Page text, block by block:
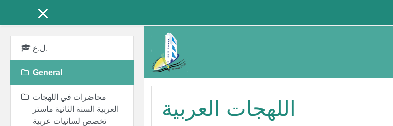
اللهجات العربية
ل.ع.
General
محاضرات في اللهجات
العربية السنة الثانية ماستر
تخصص لسانيات عربية